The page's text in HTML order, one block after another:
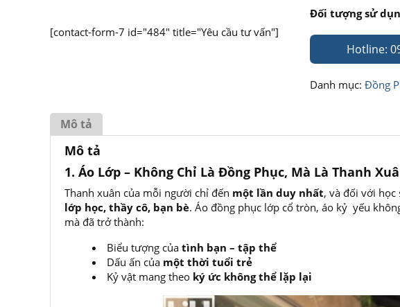
[contact-form-7 id="484" title="Yêu cầu tư vấn"]
Đối tượng sử
Hotline:
Danh mục: Đồng
Mô tả
Mô tả
1. Áo Lớp – Không Chỉ Là Đồng Phục, Mà Là Thanh
Thanh xuân của mỗi người chỉ đến một lần duy nhất, và đối với học
lớp học, thầy cô, bạn bè. Áo đồng phục lớp cổ tròn, áo kỷ yếu
mà đã trở thành:
Biểu tượng của tình bạn – tập thể
Dấu ấn của một thời tuổi trẻ
Kỷ vật mang theo ký ức không thể lặp lại